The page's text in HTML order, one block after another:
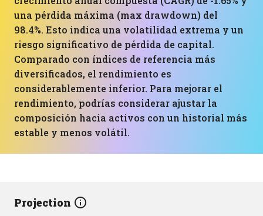
una pérdida máxima (max drawdown) del
98.4%. Esto indica una volatilidad extrema y un
riesgo significativo de pérdida de capital.
Comparado con índices de referencia más
diversificados, el rendimiento es
considerablemente inferior. Para mejorar el
rendimiento, podrías considerar ajustar la
composición hacia activos con un historial más
estable y menos volátil.
Projection